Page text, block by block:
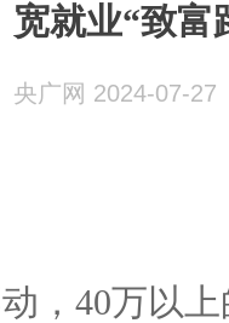
宽就业“致富
央广网 2024-07-27
，40万以